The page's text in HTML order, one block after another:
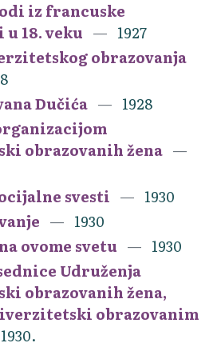
iz francuske
18. veku
1927
obrazovanja
Dučića
1928
obrazovanih žena
svesti
1930
1930
ovome svetu
1930
Udruženja
obrazovanih žena,
obrazovanim
1930.